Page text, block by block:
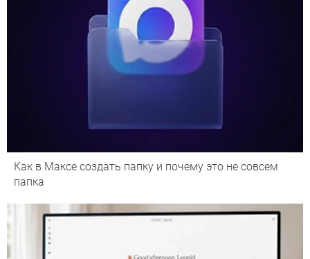
Как в Максе создать папку и почему это не совсем
папка